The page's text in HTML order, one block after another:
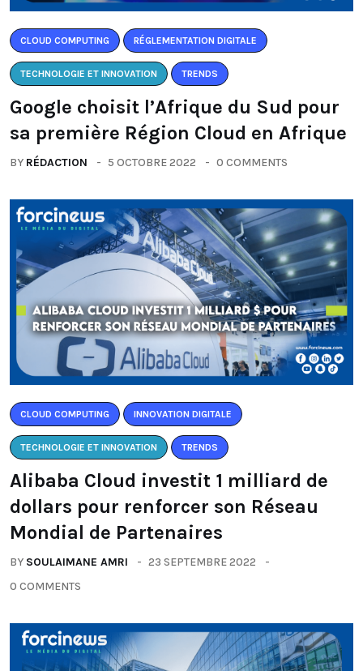
CLOUD COMPUTING RÉGLEMENTATION DIGITALE
TECHNOLOGIE ET INNOVATION TRENDS
Google choisit l’Afrique du Sud pour
sa première Région Cloud en Afrique
BY RÉDACTION 5 OCTOBRE 2022 0 COMMENTS
CLOUD COMPUTING INNOVATION DIGITALE
TECHNOLOGIE ET INNOVATION TRENDS
Alibaba Cloud investit 1 milliard de
dollars pour renforcer son Réseau
Mondial de Partenaires
BY SOULAIMANE AMRI
23 SEPTEMBRE 2022
0 COMMENTS